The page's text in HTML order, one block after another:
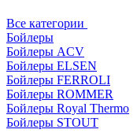
Все категории
Бойлеры
Бойлеры ACV
Бойлеры ELSEN
Бойлеры FERROLI
Бойлеры ROMMER
Бойлеры Royal Thermo
Бойлеры STOUT